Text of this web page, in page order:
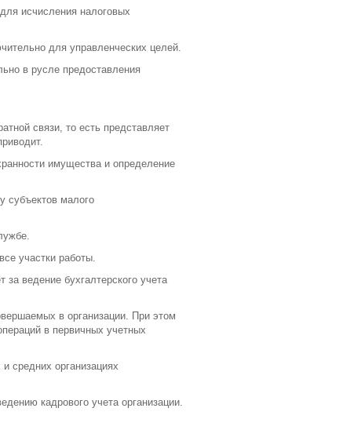
исчисления налоговых
для управленческих целей.
в русле предоставления
связи, то есть представляет
имущества и определение
субъектов малого
участки работы.
за ведение бухгалтерского учета
в организации. При этом
в первичных учетных
средних организациях
кадрового учета организации.